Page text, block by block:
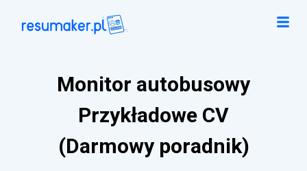
Monitor autobusowy
Przykładowe CV
(Darmowy poradnik)